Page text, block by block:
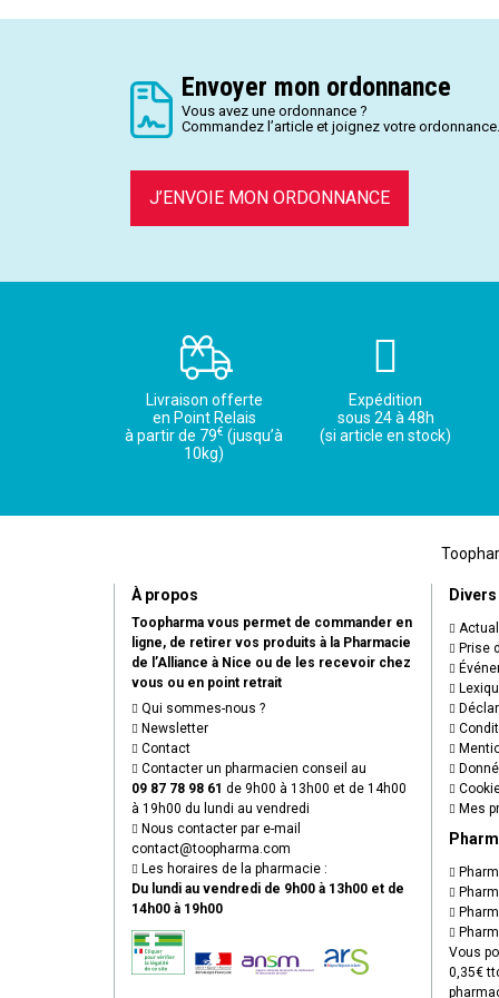
Envoyer mon ordonnance
Vous avez une ordonnance ?
Commandez l’article et joignez votre ordonnance.
J’ENVOIE MON ORDONNANCE
Livraison offerte
en Point Relais
à partir de 79€ (jusqu’à
10kg)
Expédition
sous 24 à 48h
(si article en stock)
À propos
Toopharma vous permet de commander en
ligne, de retirer vos produits à la Pharmacie
de l’Alliance à Nice ou de les recevoir chez
vous ou en point retrait
Qui sommes-nous ?
Newsletter
Contact
Contacter un pharmacien conseil au
09 87 78 98 61 de 9h00 à 13h00 et de 14h00
à 19h00 du lundi au vendredi
Nous contacter par e-mail
contact@toopharma.com
Les horaires de la pharmacie :
Du lundi au vendredi de 9h00 à 13h00 et de
14h00 à 19h00
Divers
Prise
Mes
Vous
0,35€